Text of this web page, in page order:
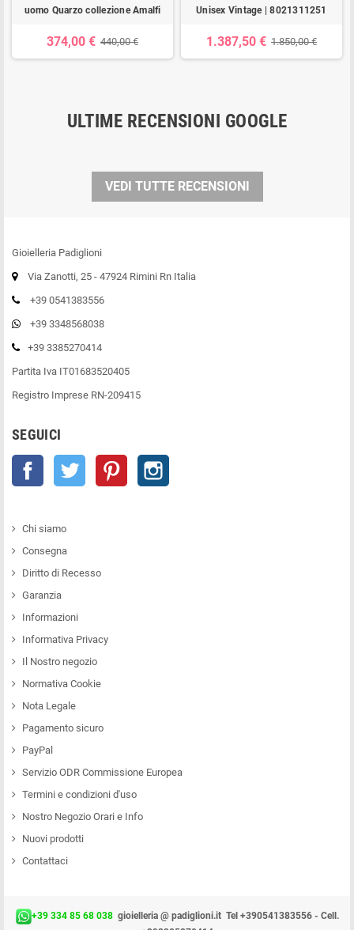
uomo Quarzo collezione Amalfi
374,00 € 440,00 €
Unisex Vintage | 8021311251
1.387,50 € 1.850,00 €
ULTIME RECENSIONI GOOGLE
VEDI TUTTE RECENSIONI
Gioielleria Padiglioni
Via Zanotti, 25 - 47924 Rimini Rn Italia
+39 0541383556
+39 3348568038
+39 3385270414
Partita Iva IT01683520405
Registro Imprese RN-209415
SEGUICI
Facebook Twitter Pinterest
Chi siamo
Consegna
Diritto di Recesso
Garanzia
Informazioni
Informativa Privacy
Il Nostro negozio
Normativa Cookie
Nota Legale
Pagamento sicuro
PayPal
Servizio ODR Commissione Europea
Termini e condizioni d'uso
Nostro Negozio Orari e Info
Nuovi prodotti
Contattaci
+39 334 85 68 038 gioielleria @ padiglioni.it Tel +390541383556 - Cell.